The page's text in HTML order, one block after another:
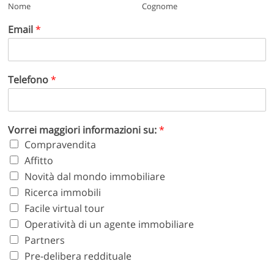
Nome Cognome
Email*
Telefono*
Vorrei maggiori informazioni su:*
Compravendita
Affitto
Novità dal mondo immobiliare
Ricerca immobili
Facile virtual tour
Operatività di un agente immobiliare
Partners
Pre-delibera reddituale